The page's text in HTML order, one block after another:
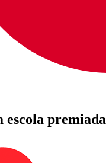
escola premiada